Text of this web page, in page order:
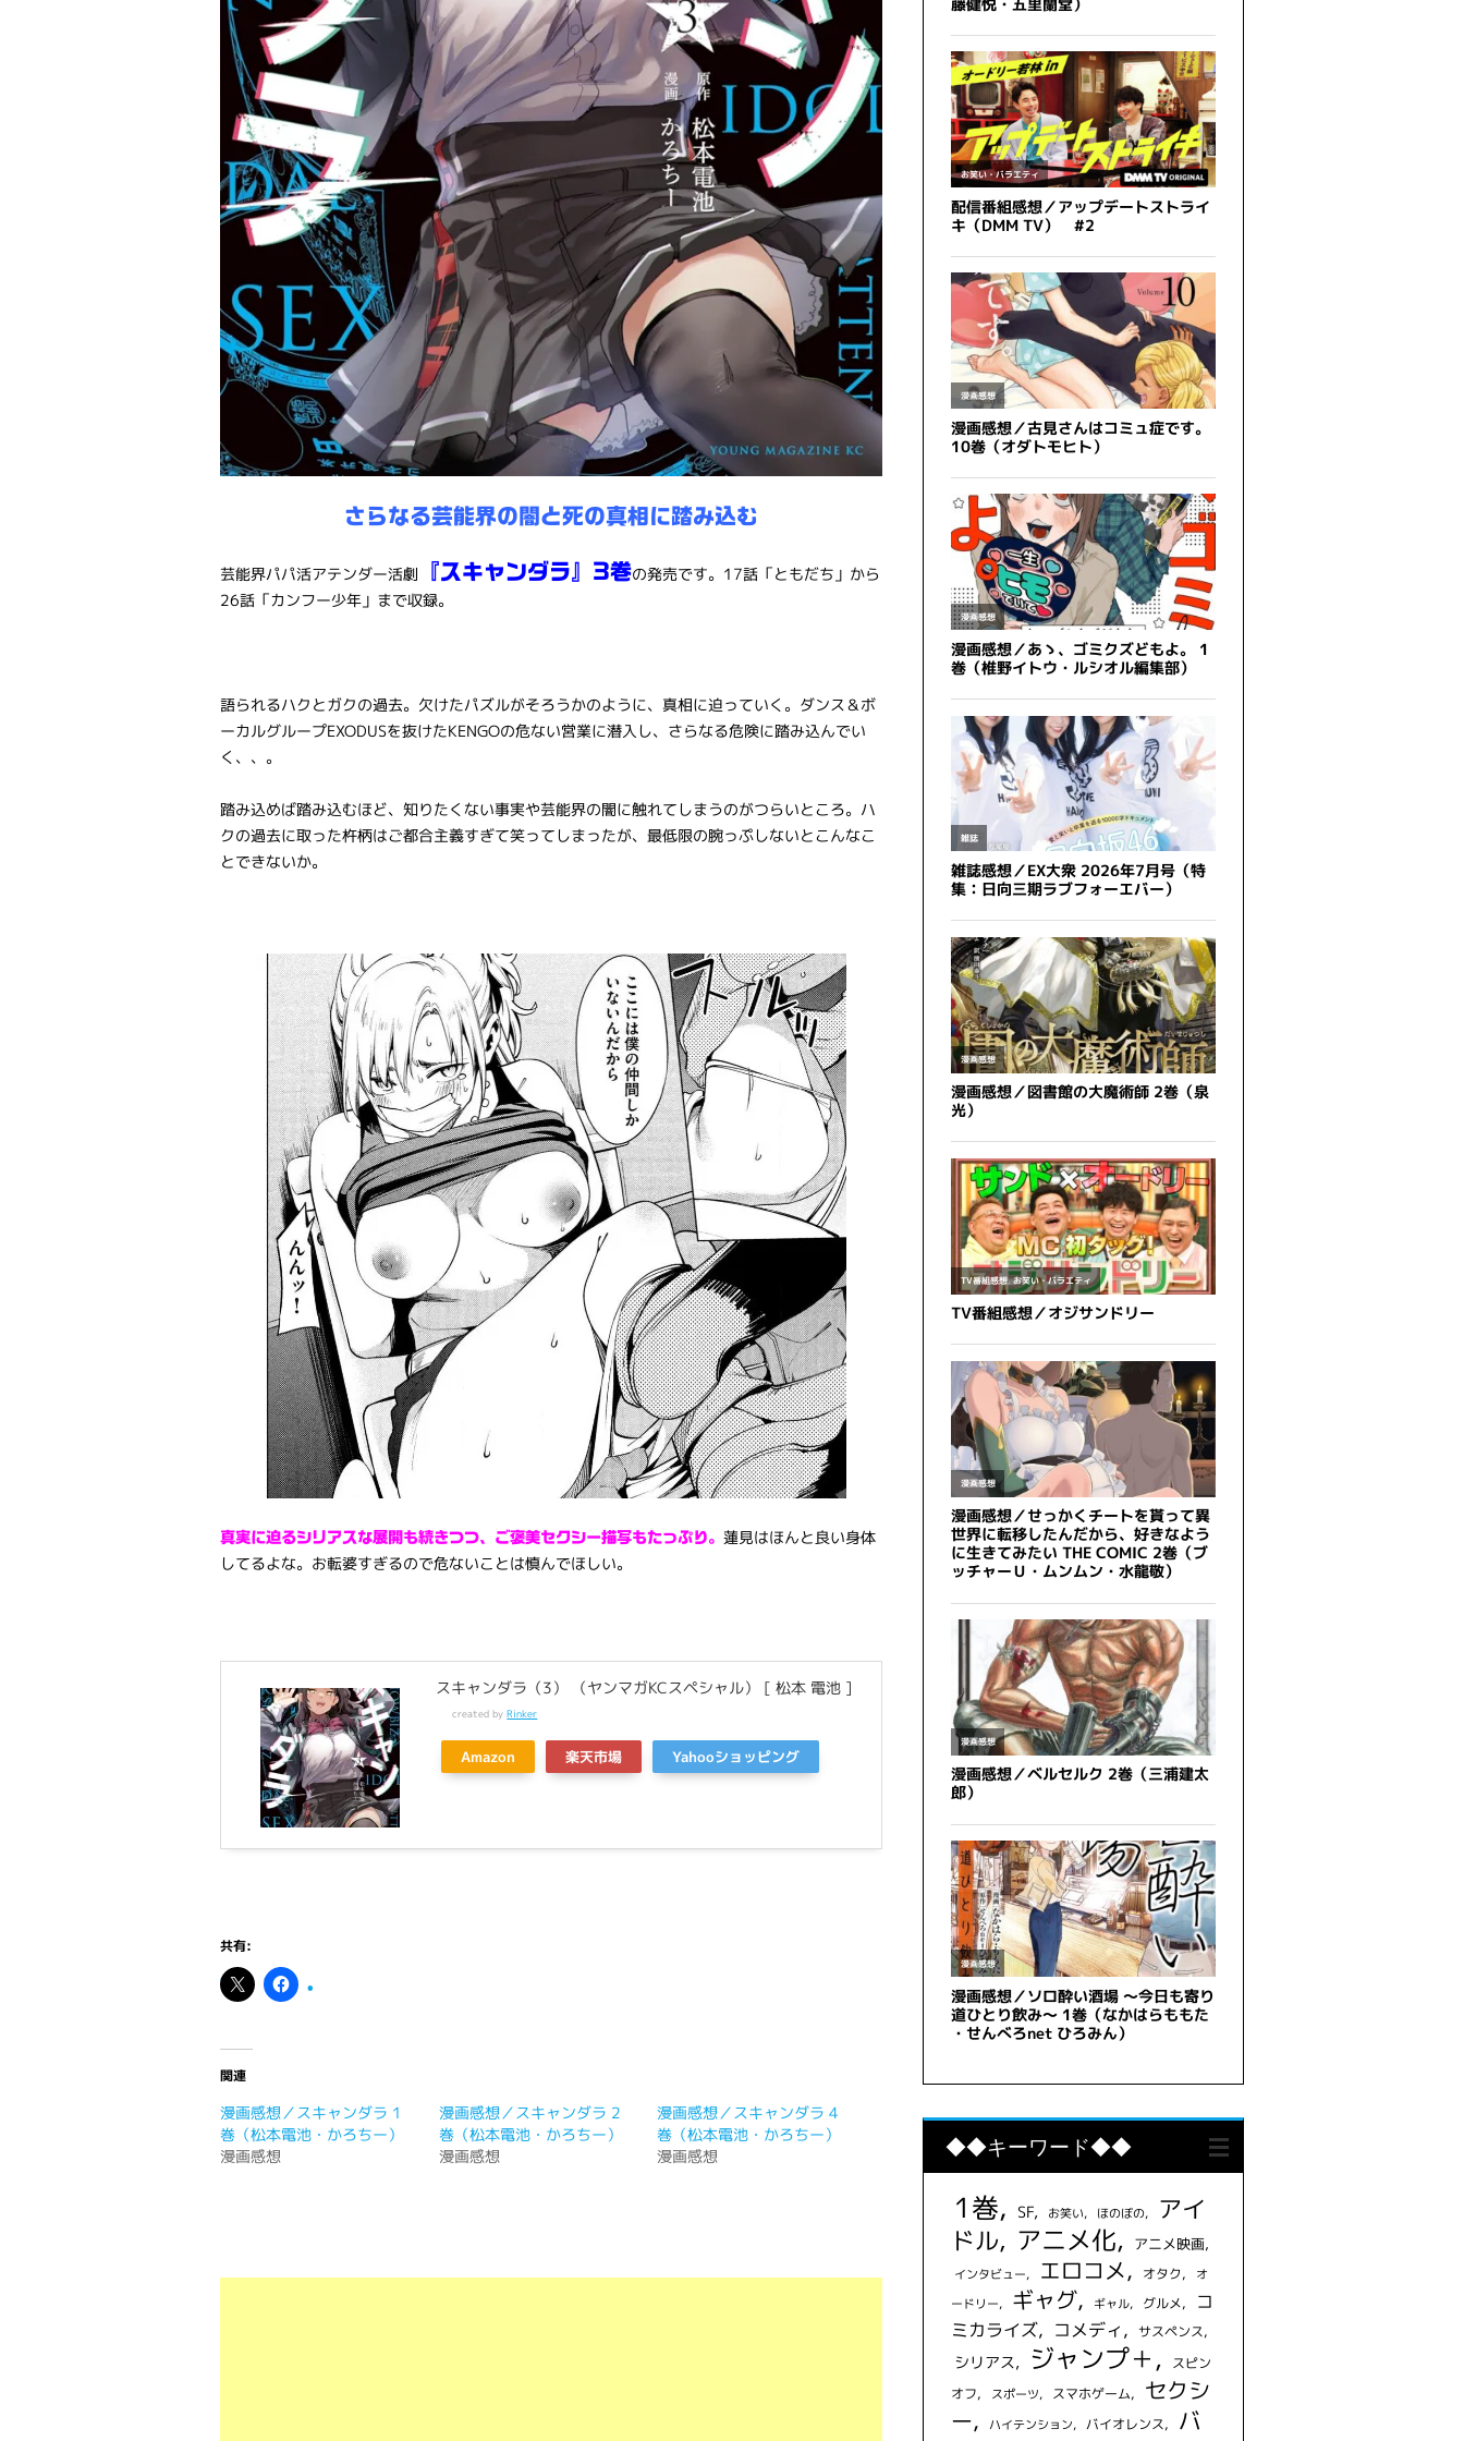
さらなる芸能界の闇と死の真相に踏み込む
芸能界パパ活アテンダー活劇 『スキャンダラ』3巻の発売です。17話「ともだち」から
26話「カンフー少年」まで収録。
語られるハクとガクの過去。欠けたパズルがそろうかのように、真相に迫っていく。ダンス＆ボ
ーカルグループEXODUSを抜けたKENGOの危ない営業に潜入し、さらなる危険に踏み込んでい
く、、。
踏み込めば踏み込むほど、知りたくない事実や芸能界の闇に触れてしまうのがつらいところ。ハ
クの過去に取った杵柄はご都合主義すぎて笑ってしまったが、最低限の腕っぷしないとこんなこ
とできないか。
真実に迫るシリアスな展開も続きつつ、ご褒美セクシー描写もたっぷり。蓮見はほんと良い身体
してるよな。お転婆すぎるので危ないことは慎んでほしい。
スキャンダラ（3） （ヤンマガKCスペシャル） [ 松本 電池 ]
created byRinker
Amazon 楽天市場 Yahooショッピング
共有:
関連
漫画感想／スキャンダラ 1
巻（松本電池・かろちー）
漫画感想
漫画感想／スキャンダラ 2
巻（松本電池・かろちー）
漫画感想
漫画感想／スキャンダラ 4
巻（松本電池・かろちー）
漫画感想
◆◆キーワード◆◆
1巻 SF お笑い ほのぼの
アイ
ドル
アニメ化 アニメ映画
インタビュー エロコメ オタク
オ
ードリー
ギャグ ギャル グルメ
コ
ミカライズ
コメディ サスペンス
シリアス ジャンプ＋
スピン
オフ
スポーツ スマホゲーム
セクシ
ー
ハイテンション バイオレンス
バ